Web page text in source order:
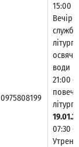
0975808199
15:00 –
служба,
води
21:00
07:30 –